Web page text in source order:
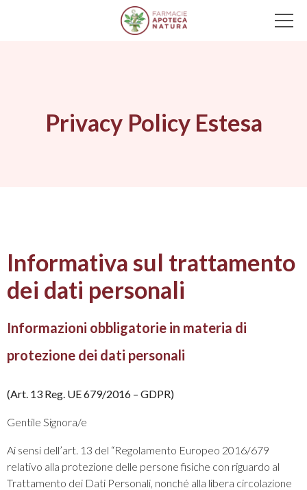
Main Navigation
Privacy Policy Estesa
Informativa sul trattamento
dei dati personali
Informazioni obbligatorie in materia di
protezione dei dati personali
(Art. 13 Reg. UE 679/2016 – GDPR)
Gentile Signora/e
Ai sensi dell’art. 13 del “Regolamento Europeo 2016/679
relativo alla protezione delle persone fisiche con riguardo al
Trattamento dei Dati Personali, nonché alla libera circolazione